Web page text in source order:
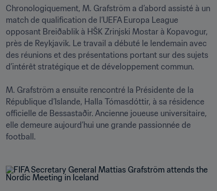
Chronologiquement, M. Grafström a d’abord assisté à un
match de qualification de l’UEFA Europa League
opposant Breiðablik à HŠK Zrinjski Mostar à Kopavogur,
près de Reykjavik. Le travail a débuté le lendemain avec
des réunions et des présentations portant sur des sujets
d’intérêt stratégique et de développement commun.
M. Grafström a ensuite rencontré la Présidente de la
République d’Islande, Halla Tómasdóttir, à sa résidence
officielle de Bessastaðir. Ancienne joueuse universitaire,
elle demeure aujourd’hui une grande passionnée de
football.